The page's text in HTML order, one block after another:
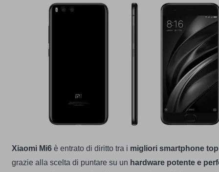
Xiaomi Mi6 è entrato di diritto tra i migliori smartphone
grazie alla scelta di puntare su un hardware potente e